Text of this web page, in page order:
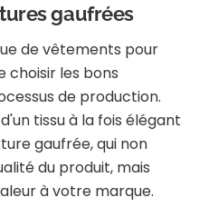
gaufrées
de vêtements pour
choisir les bons
de production.
tissu à la fois élégant
gaufrée, qui non
du produit, mais
à votre marque.